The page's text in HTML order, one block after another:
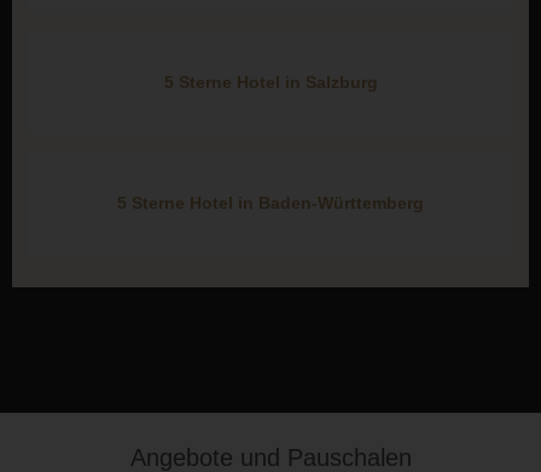
Angebote und Pauschalen
5 Sterne Hotel in Salzburg
5 Sterne Hotel in Baden-Württemberg